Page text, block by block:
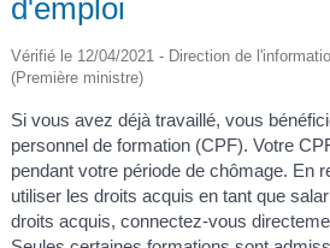
d'emploi
Vérifié le 12/04/2021 - Direction de
(Première ministre)
Si vous avez déjà travaillé, vous
personnel de formation (CPF). Votre
pendant votre période de chômage. En
utiliser les droits acquis en tant que
droits acquis, connectez-vous